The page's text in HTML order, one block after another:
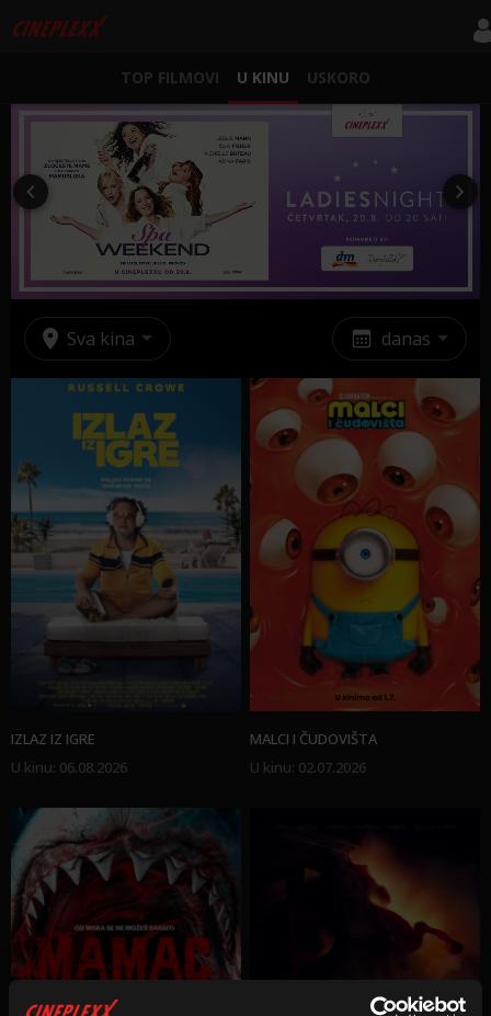
TOP FILMOVI U KINU USKORO
Sva kina danas
IZLAZ IZ IGRE
U kinu: 06.08.2026
MALCI I ČUDOVIŠTA
U kinu: 02.07.2026